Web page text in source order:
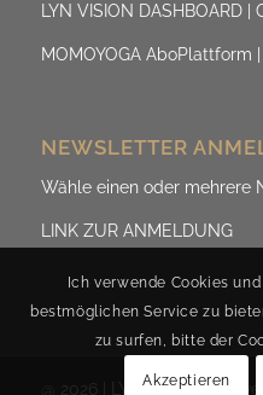
LYN VISION DASHBOARD |
MOMOYOGA AboPlattform |
NEWSLETTER
Wähle einen oder mehrere
LINK ZUR ANMELDUNG
@ 2026 | LYN.ViSION by
Ich verwende Cookies
bestmöglichen Service zu
zu surfen, bitte der
Akzeptieren